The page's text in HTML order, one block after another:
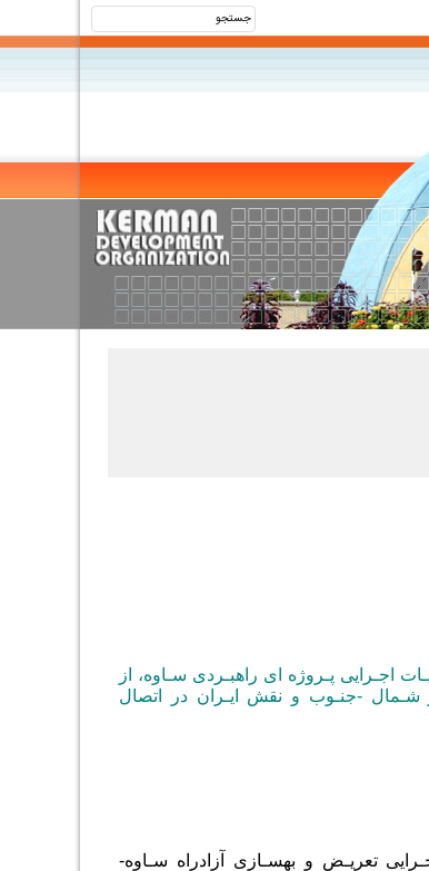
اجـرایی پـروژه ای راهبـردی سـاوه، از
شـمال -جنـوب و نقش ایـران در اتصال
تعریـض و بهسـازی آزادراه سـاوه-